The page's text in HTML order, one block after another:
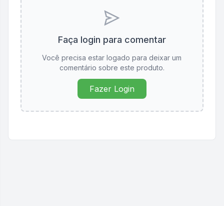
Faça login para comentar
Você precisa estar logado para deixar um
comentário sobre este produto.
Fazer Login